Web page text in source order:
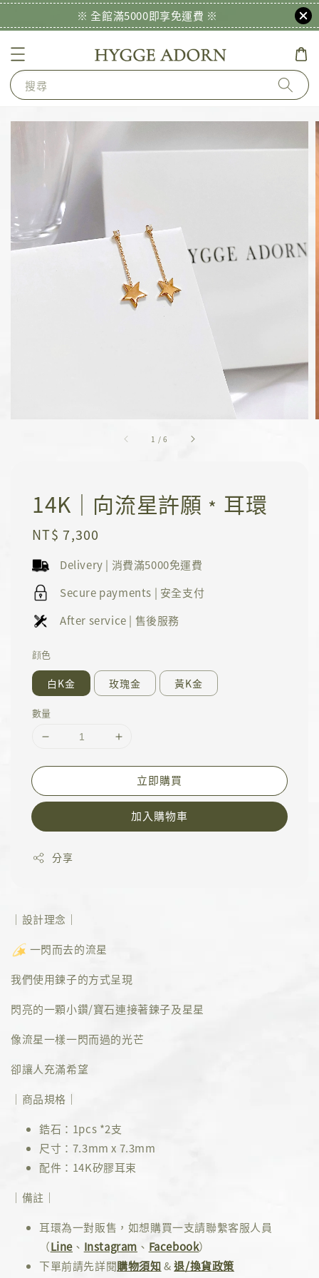
※ 全館滿5000即享免運費 ※
搜尋
1 /6
14K｜向流星許願﹡耳環
Regular
NT$ 7,300
Delivery | 消費滿5000免運費
Secure payments | 安全支付
After service | 售後服務
顔色
白K金 玫瑰金 黃K金
數量
立即購買
加入購物車
分享
｜設計理念｜
一閃而去的流星
我們使用鍊子的方式呈現
閃亮的一顆小鑽/寶石連接著鍊子及星星
像流星一樣一閃而過的光芒
卻讓人充滿希望
｜商品規格｜
鋯石：1pcs *2支
尺寸：7.3mm x 7.3mm
配件：14K矽膠耳束
｜備註｜
耳環為一對販售，如想購買一支請聯繫客服人員
（Line 、 Instagram 、 Facebook）
下單前請先詳閱購物須知&退/換貨政策